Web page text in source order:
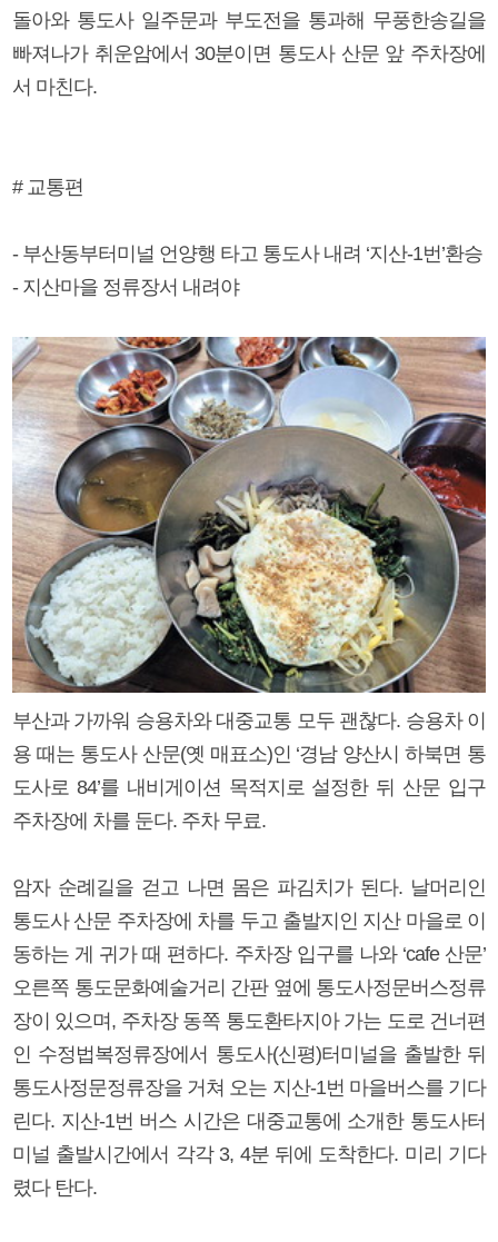
돌아와 통도사 일주문과 부도전을 통과해 무풍한송길을
빠져나가 취운암에서 30분이면 통도사 산문 앞 주차장에
서 마친다.
# 교통편
- 부산동부터미널 언양행 타고 통도사 내려 ‘지산-1번’환승
- 지산마을 정류장서 내려야
부산과 가까워 승용차와 대중교통 모두 괜찮다. 승용차 이
용 때는 통도사 산문(옛 매표소)인 ‘경남 양산시 하북면 통
도사로 84’를 내비게이션 목적지로 설정한 뒤 산문 입구
주차장에 차를 둔다. 주차 무료.
암자 순례길을 걷고 나면 몸은 파김치가 된다. 날머리인
통도사 산문 주차장에 차를 두고 출발지인 지산 마을로 이
동하는 게 귀가 때 편하다. 주차장 입구를 나와 ‘cafe 산문’
오른쪽 통도문화예술거리 간판 옆에 통도사정문버스정류
장이 있으며, 주차장 동쪽 통도환타지아 가는 도로 건너편
인 수정법복정류장에서 통도사(신평)터미널을 출발한 뒤
통도사정문정류장을 거쳐 오는 지산-1번 마을버스를 기다
린다. 지산-1번 버스 시간은 대중교통에 소개한 통도사터
미널 출발시간에서 각각 3, 4분 뒤에 도착한다. 미리 기다
렸다 탄다.